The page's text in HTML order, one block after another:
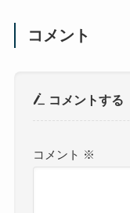
コメント
コメントする
コメント ※